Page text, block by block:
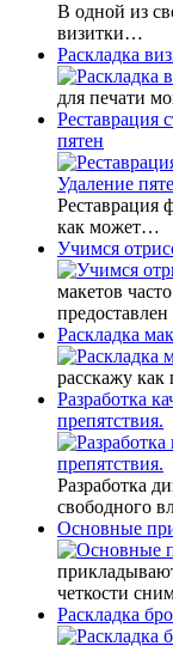
В одной из
визитки…
Раскладка
для печати
Реставрация
пятен
Реставрация
как может…
Учимся
макетов
Раскладка
расскажу
Разработка
препятствия.
Разработка
свободного
Основные
четкости
Раскладка